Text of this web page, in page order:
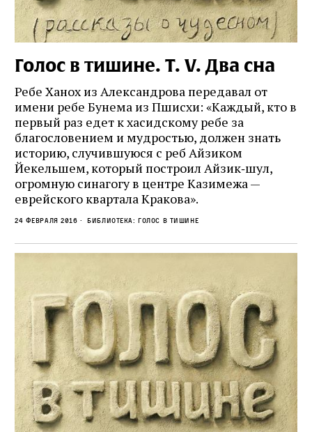
Голос в тишине. Т. V. Два сна
Ребе Ханох из Александрова передавал от
имени ребе Бунема из Пшисхи: «Каждый, кто в
первый раз едет к хасидскому ребе за
благословением и мудростью, должен знать
историю, случившуюся с реб Айзиком
Йекельшем, который построил Айзик‑шул,
огромную синагогу в центре Казимежа —
еврейского квартала Кракова».
24 февраля 2016 Библиотека: Голос в тишине